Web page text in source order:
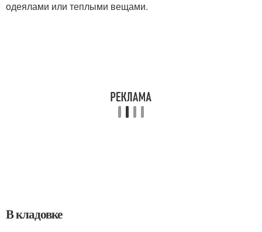
одеялами или теплыми вещами.
В кладовке